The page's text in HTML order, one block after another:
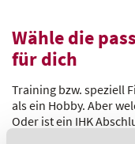
Wähle die
für dich
Training bzw. speziell
als ein Hobby. Aber
Oder ist ein IHK